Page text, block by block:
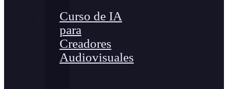
Curso de IA
para
Creadores
Audiovisuales